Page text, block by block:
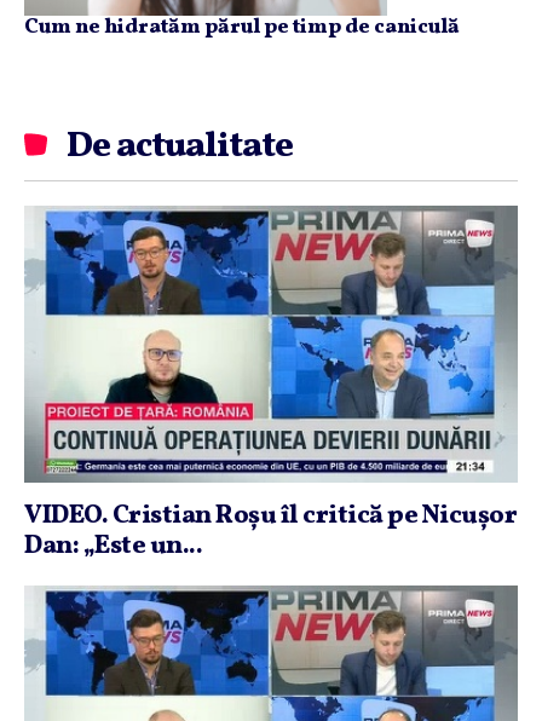
Cum ne hidratăm părul pe timp de caniculă
De actualitate
VIDEO. Cristian Roşu îl critică pe Nicuşor
Dan: „Este un...